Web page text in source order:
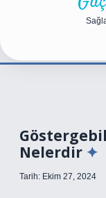
Nelerdir
Tarih: Ekim 27, 2024